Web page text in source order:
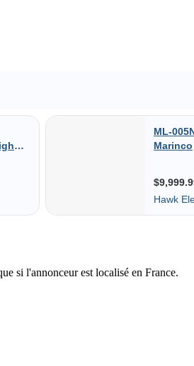
si l'annonceur est localisé en France.